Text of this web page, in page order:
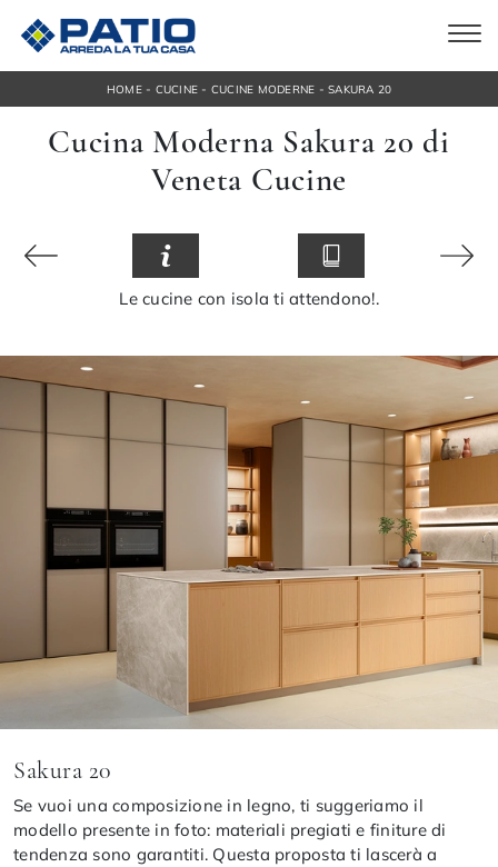
HOME- CUCINE - CUCINE MODERNE - SAKURA 20
Cucina Moderna Sakura 20 di
Veneta Cucine
Le cucine con isola ti attendono!.
Sakura 20
Se vuoi una composizione in legno, ti suggeriamo il
modello presente in foto: materiali pregiati e finiture di
tendenza sono garantiti. Questa proposta ti lascerà a